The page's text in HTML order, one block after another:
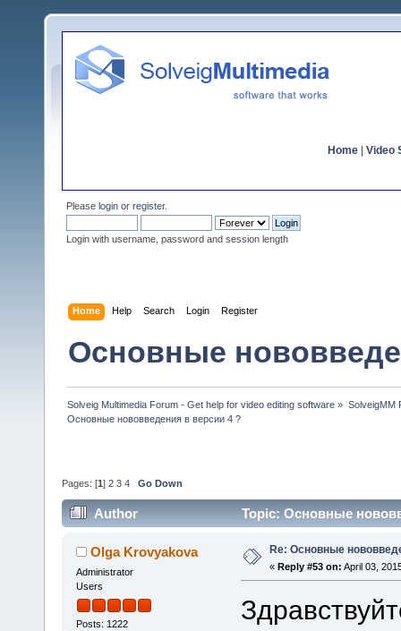
Home Video
Please login or register.
Login with username, password and session length
Home Help Search Login Register
Основные
Solveig Multimedia Forum - Get help for video editing software » SolveigMM
Основные нововведения в версии 4 ?
Pages: [1 ] 2 3 4 Go Down
Author Topic: Основные
Olga Krovyakova
Administrator
Users
Posts: 1222
Re: Основные
« Reply #53 on: April 03,